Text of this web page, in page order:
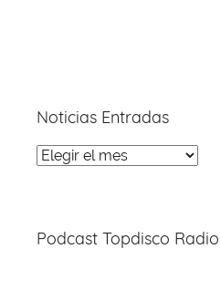
Noticias Entradas
Noticias
Podcast Topdisco